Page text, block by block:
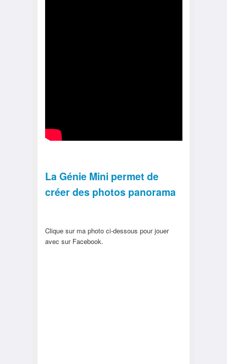
La Génie Mini permet de
créer des photos panorama
Clique sur ma photo ci-dessous pour jouer
avec sur Facebook.